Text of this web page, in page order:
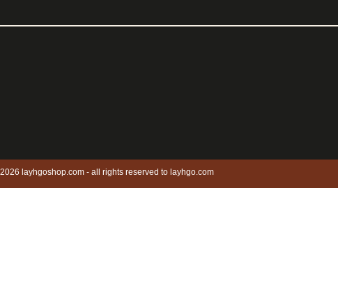
layhgoshop.com - all rights reserved to layhgo.com